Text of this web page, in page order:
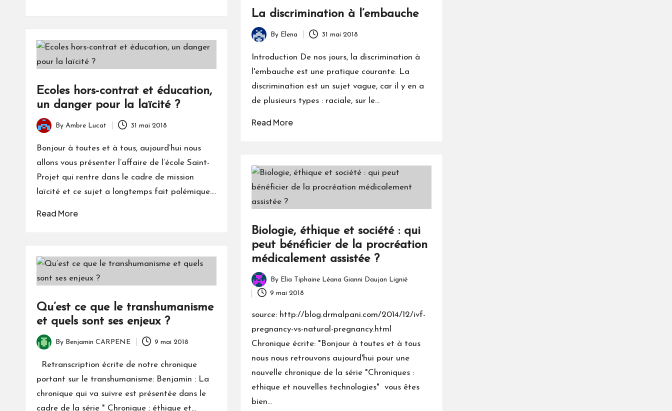
La discrimination à l’embauche
Posted
by
By Elena 31 mai 2018
Introduction De nos jours, la discrimination à
l'embauche est une pratique courante. La
discrimination est un sujet vague, car il y en a
de plusieurs types : raciale, sur le…
Read More
Ecoles hors-contrat et éducation,
un danger pour la laïcité ?
Posted
by
By Ambre Lucat 31 mai 2018
Bonjour à toutes et à tous, aujourd’hui nous
allons vous présenter l’affaire de l’école Saint-
Projet qui rentre dans le cadre de mission
laïcité et ce sujet a longtemps fait polémique.…
Read More
Biologie, éthique et société : qui
peut bénéficier de la procréation
médicalement assistée ?
Posted
by
By Elia Tiphaine Léana Gianni Daujan Lignié
9 mai 2018
source: http://blog.drmalpani.com/2014/12/ivf-
pregnancy-vs-natural-pregnancy.html
Chronique écrite: "Bonjour à toutes et à tous
nous nous retrouvons aujourd'hui pour une
nouvelle chronique de la série "Chroniques :
ethique et nouvelles technologies" vous êtes
bien…
Qu’est ce que le transhumanisme
et quels sont ses enjeux ?
Posted
by
By Benjamin CARPENE 9 mai 2018
Retranscription écrite de notre chronique
portant sur le transhumanisme: Benjamin : La
chronique qui va suivre est présentée dans le
cadre de la série " Chronique : éthique et…